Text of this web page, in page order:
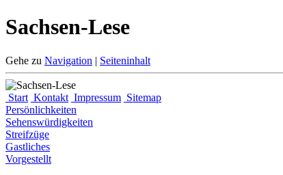
Sachsen-Lese
Gehe zu Navigation | Seiteninhalt
Start Kontakt Impressum Sitemap
Persönlichkeiten
Sehenswürdigkeiten
Streifzüge
Gastliches
Vorgestellt